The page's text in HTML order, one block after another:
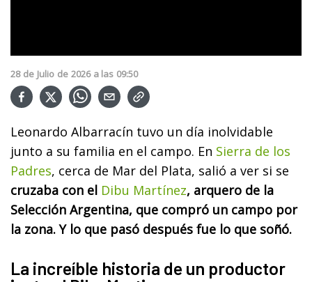
28 de Julio de 2026 a las 09:50
Leonardo Albarracín tuvo un día inolvidable
junto a su familia en el campo. En Sierra de los
Padres, cerca de Mar del Plata, salió a ver si se
cruzaba con el Dibu Martínez, arquero de la
Selección Argentina, que compró un campo por
la zona. Y lo que pasó después fue lo que soñó.
La increíble historia de un productor